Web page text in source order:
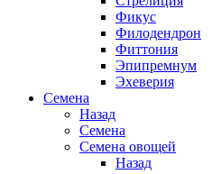
Фикус
Филодендрон
Фиттония
Эпипремнум
Эхеверия
Семена
Назад
Семена
Семена овощей
Назад